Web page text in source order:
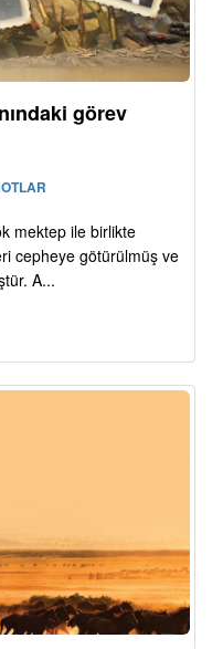
görev
mektep ile birlikte
cepheye götürülmüş ve
A...